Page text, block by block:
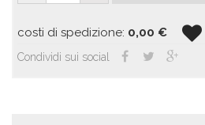
costi di spedizione: 0,00 €
Condividi sui social